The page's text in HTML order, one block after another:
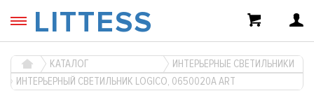
LITTESS
КАТАЛОГ
ИНТЕРЬЕРНЫЕ СВЕТИЛЬНИКИ
ИНТЕРЬЕРНЫЙ СВЕТИЛЬНИК LOGICO, 0650020A ART